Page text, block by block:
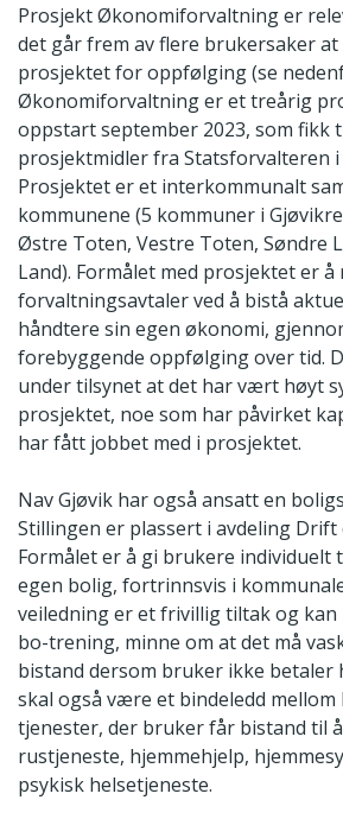
Prosjekt Økonomiforvaltning er
det går frem av flere brukersaker
prosjektet for oppfølging (se
Økonomiforvaltning er et treårig
oppstart september 2023, som fikk
prosjektmidler fra Statsforvalteren i
Prosjektet er et interkommunalt
kommunene (5 kommuner i
Østre Toten, Vestre Toten, Søndre
Land). Formålet med prosjektet er
forvaltningsavtaler ved å bistå
håndtere sin egen økonomi,
forebyggende oppfølging over tid.
under tilsynet at det har vært høyt
prosjektet, noe som har påvirket
har fått jobbet med i prosjektet.
Nav Gjøvik har også ansatt en
Stillingen er plassert i avdeling Drift
Formålet er å gi brukere individuelt
egen bolig, fortrinnsvis i
veiledning er et frivillig tiltak og
bo-trening, minne om at det må
bistand dersom bruker ikke betaler
skal også være et bindeledd
tjenester, der bruker får bistand til
rustjeneste, hjemmehjelp,
psykisk helsetjeneste.